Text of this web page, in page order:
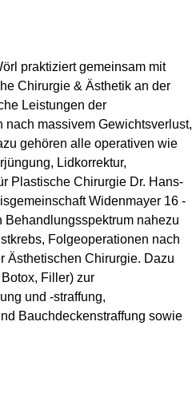
praktiziert gemeinsam mit
Chirurgie & Ästhetik an der
Leistungen der
nach massivem Gewichtsverlust,
gehören alle operativen wie
Lidkorrektur,
Plastische Chirurgie Dr. Hans-
Widenmayer 16 -
Behandlungsspektrum nahezu
Folgeoperationen nach
Ästhetischen Chirurgie. Dazu
Filler) zur
und -straffung,
Bauchdeckenstraffung sowie